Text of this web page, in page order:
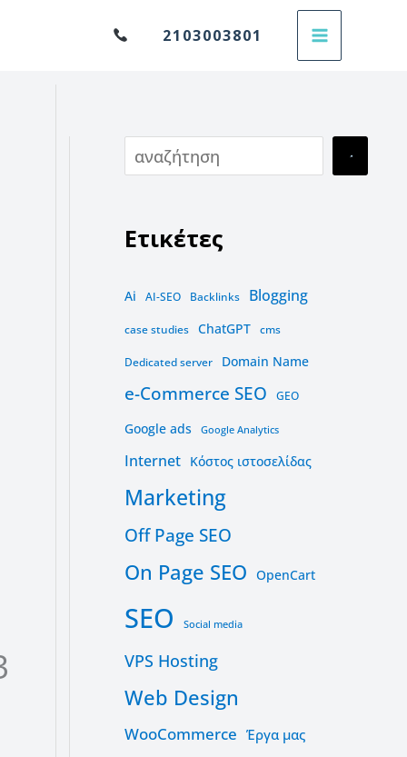
2103003801
ν
τ
σ
Ετικέτες
Ai AI-SEO Backlinks Blogging
case studies ChatGPT cms
Dedicated server Domain Name
e-Commerce SEO GEO
Google ads Google Analytics
Internet Kόστος ιστοσελίδας
Marketing
Off Page SEO
On Page SEO OpenCart
SEO Social media
VPS Hosting
Web Design
WooCommerce Έργα μας